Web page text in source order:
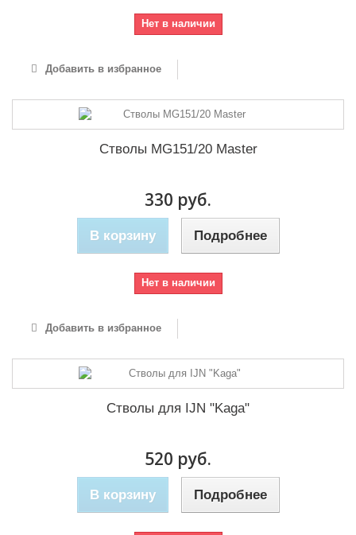
Нет в наличии
Добавить в избранное
Стволы MG151/20 Master
330 руб.
В корзину Подробнее
Нет в наличии
Добавить в избранное
Стволы для IJN "Kaga"
520 руб.
В корзину Подробнее